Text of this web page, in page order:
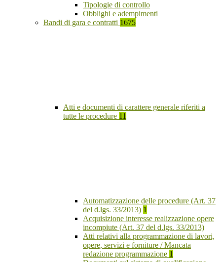
Tipologie di controllo
Obblighi e adempimenti
Bandi di gara e contratti 1675
Atti e documenti di carattere generale riferiti a
tutte le procedure 11
Automatizzazione delle procedure (Art. 37
del d.lgs. 33/2013) 1
Acquisizione interesse realizzazione opere
incompiute (Art. 37 del d.lgs. 33/2013)
Atti relativi alla programmazione di lavori,
opere, servizi e forniture / Mancata
redazione programmazione 1